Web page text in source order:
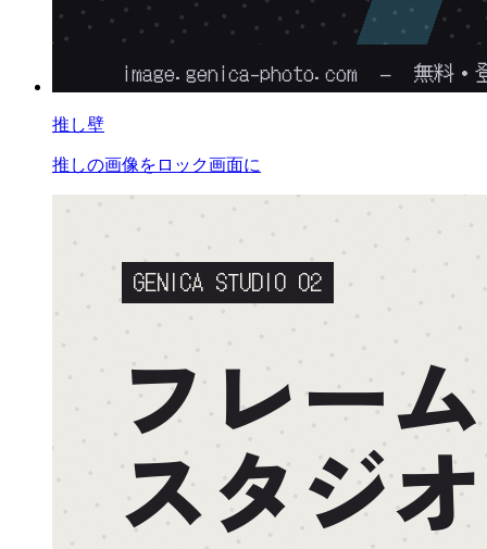
推し壁
推しの画像をロック画面に